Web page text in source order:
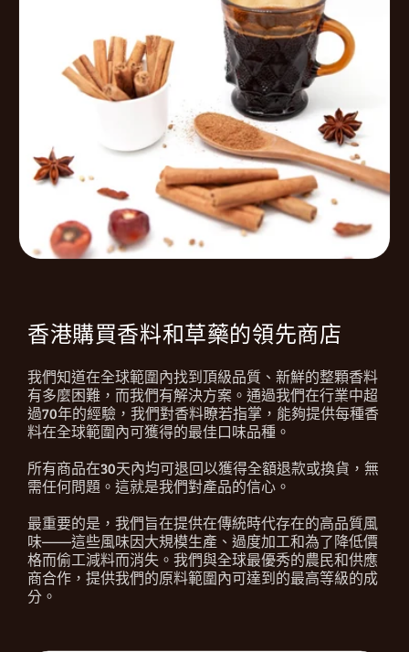
香港購買香料和草藥的領先商店
我們知道在全球範圍內找到頂級品質、新鮮的整顆香料
有多麼困難，而我們有解決方案。通過我們在行業中超
過70年的經驗，我們對香料瞭若指掌，能夠提供每種香
料在全球範圍內可獲得的最佳口味品種。
所有商品在30天內均可退回以獲得全額退款或換貨，無
需任何問題。這就是我們對產品的信心。
最重要的是，我們旨在提供在傳統時代存在的高品質風
味——這些風味因大規模生產、過度加工和為了降低價
格而偷工減料而消失。我們與全球最優秀的農民和供應
商合作，提供我們的原料範圍內可達到的最高等級的成
分。